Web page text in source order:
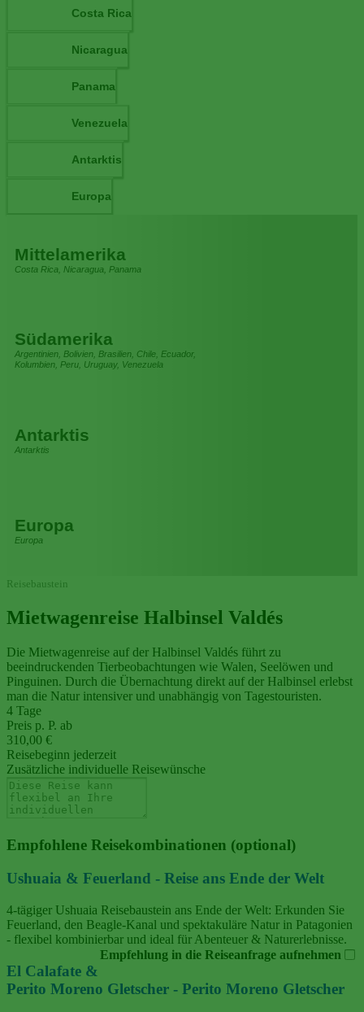
Costa Rica
Nicaragua
Panama
Venezuela
Antarktis
Europa
Mittelamerika
Costa Rica, Nicaragua, Panama
Südamerika
Argentinien, Bolivien, Brasilien, Chile, Ecuador,
Kolumbien, Peru, Uruguay, Venezuela
Antarktis
Antarktis
Europa
Europa
Reisebaustein
Mietwagenreise Halbinsel Valdés
Die Mietwagenreise auf der Halbinsel Valdés führt zu
beeindruckenden Tierbeobachtungen wie Walen, Seelöwen und
Pinguinen. Durch die Übernachtung direkt auf der Halbinsel erlebst
man die Natur intensiver und unabhängig von Tagestouristen.
4 Tage
Preis p. P. ab
310,00 €
Reisebeginn jederzeit
Zusätzliche individuelle Reisewünsche
Empfohlene Reisekombinationen (optional)
Ushuaia & Feuerland - Reise ans Ende der Welt
4‑tägiger Ushuaia Reisebaustein ans Ende der Welt: Erkunden Sie
Feuerland, den Beagle‑Kanal und spektakuläre Natur in Patagonien
- flexibel kombinierbar und ideal für Abenteuer & Naturerlebnisse.
Empfehlung in die Reiseanfrage aufnehmen
El Calafate &
Perito Moreno Gletscher - Perito Moreno Gletscher